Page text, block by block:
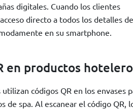
digitales. Cuando los clientes
directo a todos los detalles
en su smartphone.
en productos
códigos QR en los envases
de spa. Al escanear el código QR,